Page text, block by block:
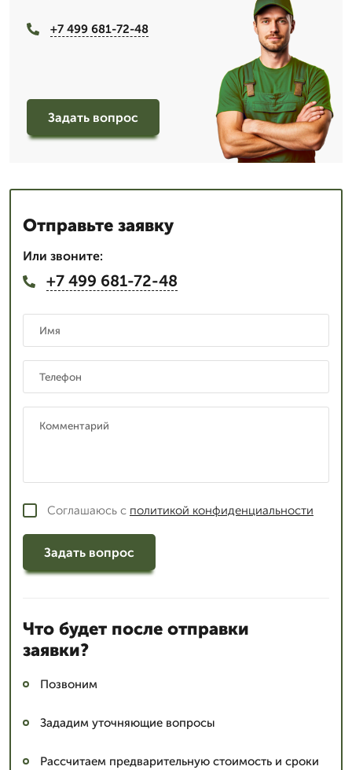
+7 499 681-72-48
Задать вопрос
Отправьте заявку
Или звоните:
+7 499 681-72-48
Соглашаюсь с политикой конфиденциальности
Задать вопрос
Что будет после отправки
заявки?
Позвоним
Зададим уточняющие вопросы
Рассчитаем предварительную стоимость и сроки